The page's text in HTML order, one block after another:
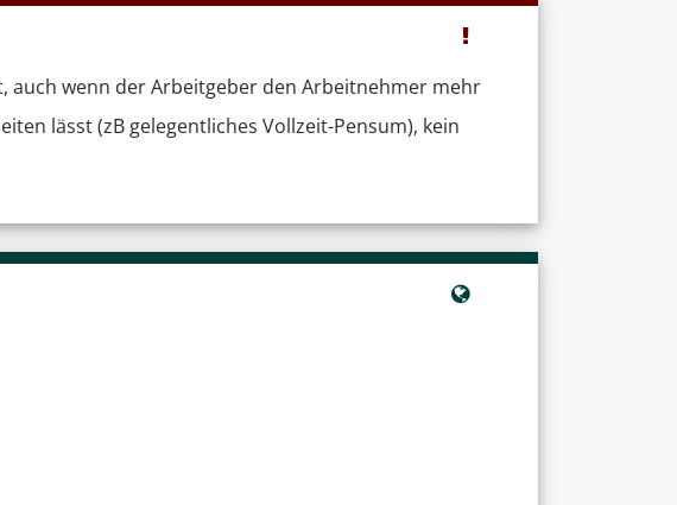
auch wenn der Arbeitgeber den Arbeitnehmer mehr
lässt (zB gelegentliches Vollzeit-Pensum), kein